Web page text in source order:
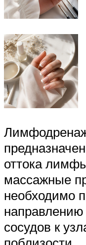
оттока
массажные
необходимо
сосудов к